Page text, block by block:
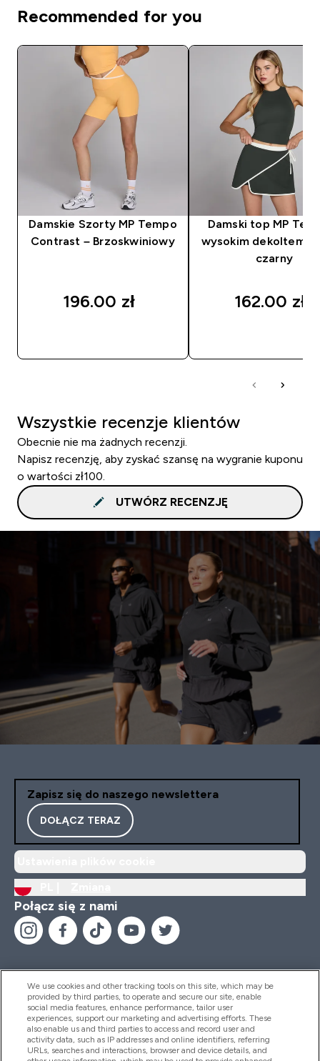
Recommended for you
Damskie Szorty MP Tempo
Contrast – Brzoskwiniowy
196.00 zł‎
Damski top MP
wysokim dekoltem -
czarny
162.00 zł‎
Wszystkie recenzje klientów
Obecnie nie ma żadnych recenzji.
Napisz recenzję, aby zyskać szansę na wygranie kuponu
o wartości zł100.
UTWÓRZ RECENZJĘ
Zapisz się do naszego newslettera
DOŁĄCZ TERAZ
Połącz się z nami
Pomoc I Informacja
Produkty
We use cookies and other tracking tools on this site, which may be
provided by third parties, to operate and secure our site, enable
social media features, enhance performance, tailor user
experiences, support our marketing and advertising efforts. These
also enable us and third parties to access and record user and
activity data, such as IP addresses and online identifiers, referring
URLs, searches and interactions, browser and device details, and